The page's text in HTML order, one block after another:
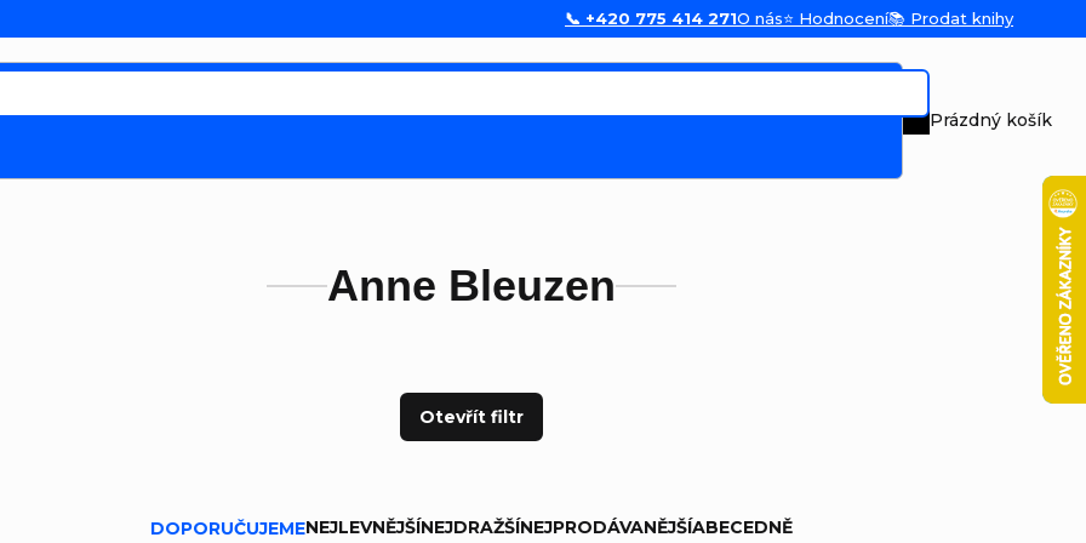
📞 +420 775 414 271O nás⭐ Hodnocení📚 Prodat knihy
Nákupní
Prázdný košík
Anne Bleuzen
Otevřít filtr
produktů
DOPORUČUJEMENEJLEVNĚJŠÍNEJDRAŽŠÍNEJPRODÁVANĚJŠÍABECEDNĚ